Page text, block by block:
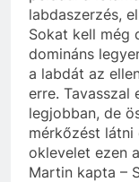
labdaszerzés,
Sokat kell még
domináns
a labdát az
erre. Tavasszal
legjobban, de
mérkőzést látni
oklevelet ezen
Martin kapta –